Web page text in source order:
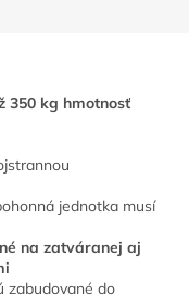
350 kg hmotnosť
jednotka musí
na zatváranej aj
zabudované do